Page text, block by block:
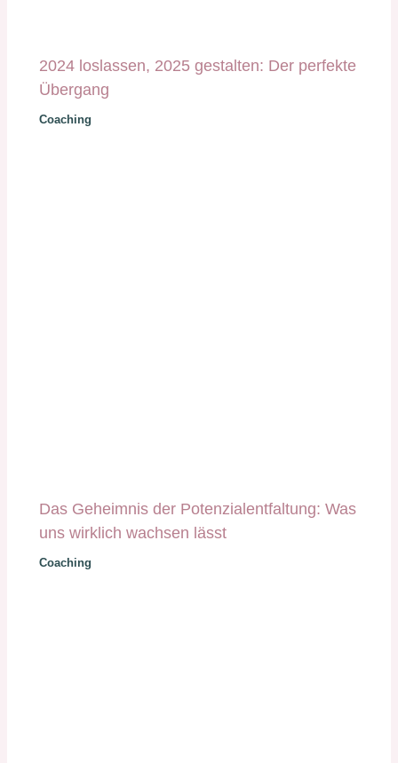
2024 loslassen, 2025 gestalten: Der perfekte
Übergang
Coaching
Das Geheimnis der Potenzialentfaltung: Was
uns wirklich wachsen lässt
Coaching